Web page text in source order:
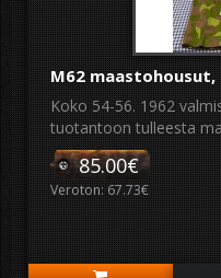
M62 maastohousut,
Koko 54-56. 1962
tuotantoon tulleesta
85.00€
Veroton: 67.73€